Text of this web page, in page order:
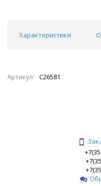
Характеристики
Артикул: C26581